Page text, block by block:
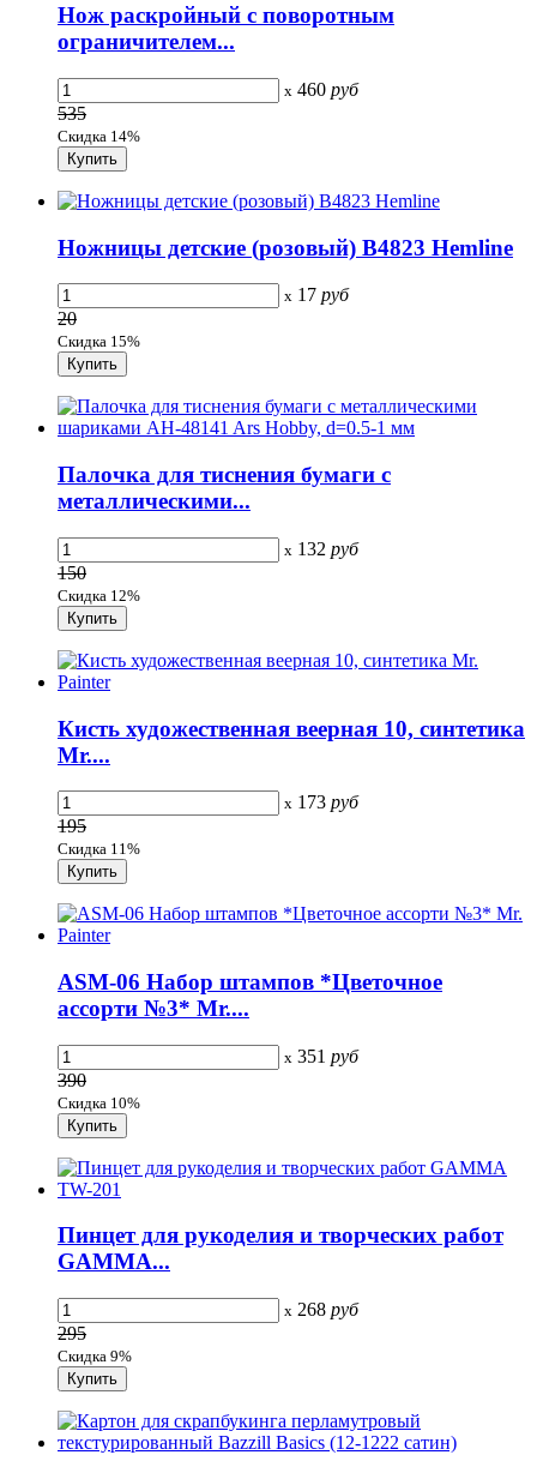
Нож раскройный с поворотным
ограничителем...
x 460 руб
535
Скидка 14%
Ножницы детские (розовый) B4823 Hemline
x 17 руб
20
Скидка 15%
Палочка для тиснения бумаги с
металлическими...
x 132 руб
150
Скидка 12%
Кисть художественная веерная 10, синтетика
Mr....
x 173 руб
195
Скидка 11%
ASM-06 Набор штампов *Цветочное
ассорти №3* Mr....
x 351 руб
390
Скидка 10%
Пинцет для рукоделия и творческих работ
GAMMA...
x 268 руб
295
Скидка 9%